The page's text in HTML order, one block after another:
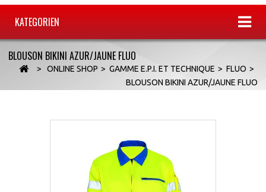
KATEGORIEN
BLOUSON BIKINI AZUR/JAUNE FLUO
> ONLINE SHOP > GAMME E.P.I. ET TECHNIQUE > FLUO >
BLOUSON BIKINI AZUR/JAUNE FLUO